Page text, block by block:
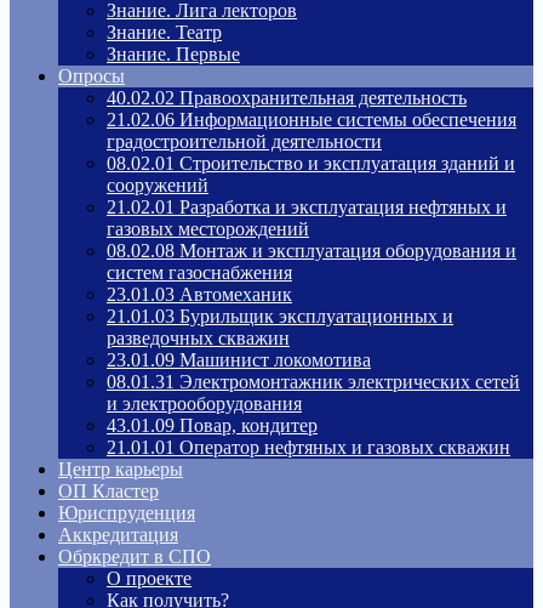
Знание. Лига лекторов
Знание. Театр
Знание. Первые
Опросы
40.02.02 Правоохранительная деятельность
21.02.06 Информационные системы обеспечения
градостроительной деятельности
08.02.01 Строительство и эксплуатация зданий и
сооружений
21.02.01 Разработка и эксплуатация нефтяных и
газовых месторождений
08.02.08 Монтаж и эксплуатация оборудования и
систем газоснабжения
23.01.03 Автомеханик
21.01.03 Бурильщик эксплуатационных и
разведочных скважин
23.01.09 Машинист локомотива
08.01.31 Электромонтажник электрических сетей
и электрооборудования
43.01.09 Повар, кондитер
21.01.01 Оператор нефтяных и газовых скважин
Центр карьеры
ОП Кластер
Юриспруденция
Аккредитация
Обркредит в СПО
О проекте
Как получить?